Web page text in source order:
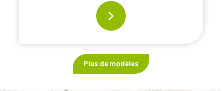
Plus de modèles